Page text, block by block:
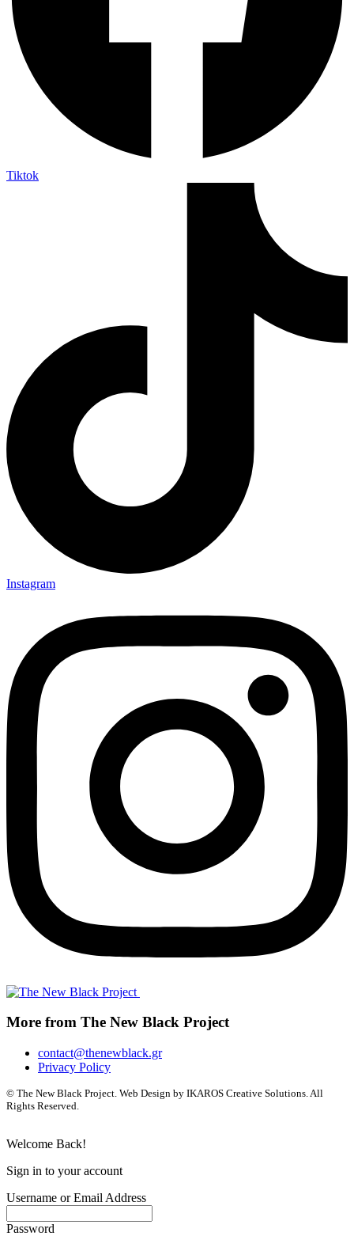
Tiktok
Instagram
More from The New Black Project
contact@thenewblack.gr
Privacy Policy
© The New Black Project. Web Design by IKAROS Creative Solutions. All
Rights Reserved.
Welcome Back!
Sign in to your account
Username or Email Address
Password